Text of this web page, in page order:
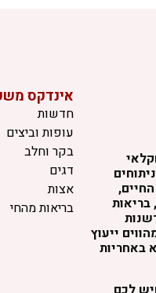
בריאות
ייעוץ
באחריות
אינדקס
חדשות
עופות וביצים
בקר וחלב
דגים
אצות
בריאות מהחי